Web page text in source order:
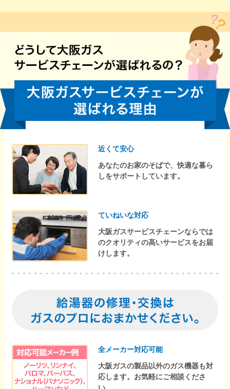
近くて安心
あなたのお家のそばで、快適な暮ら
しをサポートしています。
ていねいな対応
大阪ガスサービスチェーンならでは
のクオリティの高いサービスをお届
けします。
全メーカー対応可能
大阪ガスの製品以外のガス機器も対
応します。お気軽にご相談くださ